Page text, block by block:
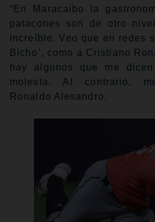
“En Maracaibo la
patacones son de otro
increíble. Veo que en redes
Bicho’, como a Cristiano
hay algunos que me
molesta. Al contrario,
Ronaldo Alesandro.